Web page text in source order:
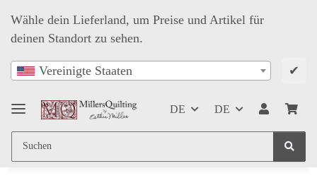
Wähle dein Lieferland, um Preise und Artikel für
deinen Standort zu sehen.
Vereinigte Staaten ✔
DE DE